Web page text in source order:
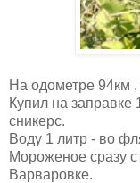
На одометре 94км
Купил на
сникерс.
Воду 1 литр - во
Мороженое сразу
Варваровке.